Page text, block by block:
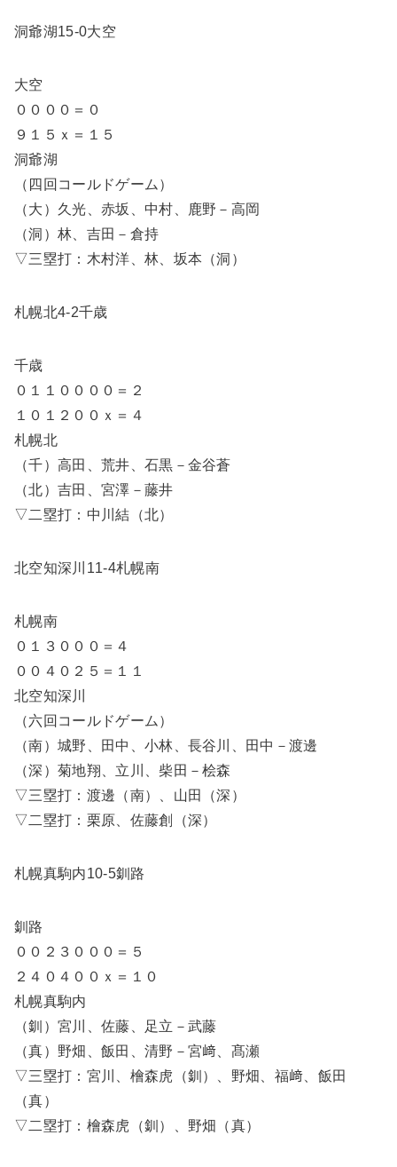
洞爺湖15-0大空
大空
００００＝０
９１５ｘ＝１５
洞爺湖
（四回コールドゲーム）
（大）久光、赤坂、中村、鹿野－高岡
（洞）林、吉田－倉持
▽三塁打：木村洋、林、坂本（洞）
札幌北4-2千歳
千歳
０１１００００＝２
１０１２００ｘ＝４
札幌北
（千）高田、荒井、石黒－金谷蒼
（北）吉田、宮澤－藤井
▽二塁打：中川結（北）
北空知深川11-4札幌南
札幌南
０１３０００＝４
００４０２５＝１１
北空知深川
（六回コールドゲーム）
（南）城野、田中、小林、長谷川、田中－渡邊
（深）菊地翔、立川、柴田－桧森
▽三塁打：渡邊（南）、山田（深）
▽二塁打：栗原、佐藤創（深）
札幌真駒内10-5釧路
釧路
００２３０００＝５
２４０４００ｘ＝１０
札幌真駒内
（釧）宮川、佐藤、足立－武藤
（真）野畑、飯田、清野－宮﨑、髙瀬
▽三塁打：宮川、檜森虎（釧）、野畑、福﨑、飯田
（真）
▽二塁打：檜森虎（釧）、野畑（真）